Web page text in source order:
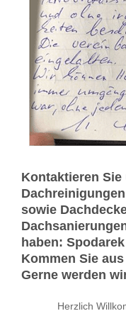
Kontaktieren Sie
sowie
haben:
Kommen Sie
Gerne werden
Herzlich